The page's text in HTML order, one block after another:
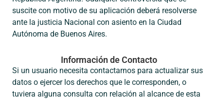
suscite con motivo de su aplicación deberá resolverse
ante la justicia Nacional con asiento en la Ciudad
Autónoma de Buenos Aires.
Información de Contacto
Si un usuario necesita contactarnos para actualizar sus
datos o ejercer los derechos que le corresponden, o
tuviera alguna consulta con relación al alcance de esta